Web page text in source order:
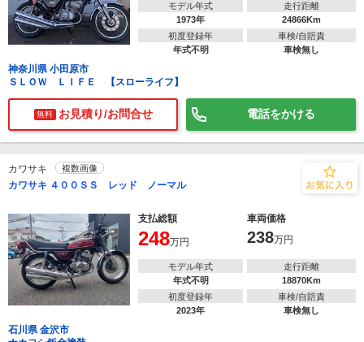
モデル年式
1973年
走行距離
24866Km
初度登録年
年式不明
車検/自賠責
車検無し
神奈川県 小田原市
ＳＬＯＷ ＬＩＦＥ 【スローライフ】
無料 お見積り/お問合せ 電話をかける
カワサキ 複数画像
カワサキ ４００ＳＳ レッド ノーマル
支払総額 車両価格
248万円 238万円
モデル年式
年式不明
走行距離
18870Km
初度登録年
2023年
車検/自賠責
車検無し
石川県 金沢市